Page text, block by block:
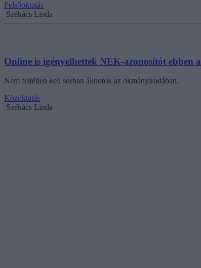
Felsőoktatás
Székács Linda
Online is igényelhettek NEK-azonosítót ebben
Nem feltétlen kell sorban állnotok az okmányirodában.
Közoktatás
Székács Linda